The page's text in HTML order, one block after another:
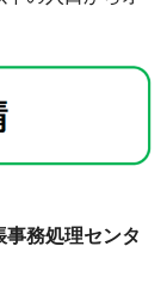
務処理センタ